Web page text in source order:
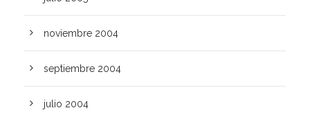
noviembre 2004
septiembre 2004
julio 2004